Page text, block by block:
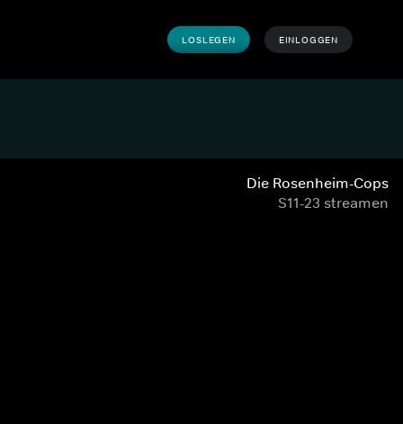
LOSLEGEN EINLOGGEN
Die Rosenheim-Cops
S11-23 streamen